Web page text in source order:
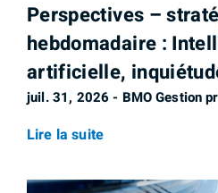
Perspectives –
hebdomadaire :
artificielle,
juil. 31, 2026 - BMO Gestion
Lire la suite